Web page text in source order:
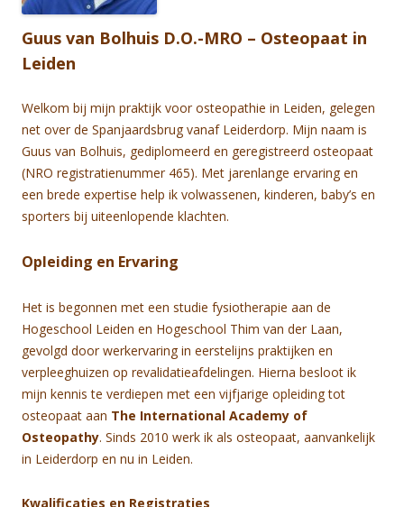
Guus van Bolhuis D.O.-MRO – Osteopaat in
Leiden
Welkom bij mijn praktijk voor osteopathie in Leiden, gelegen
net over de Spanjaardsbrug vanaf Leiderdorp. Mijn naam is
Guus van Bolhuis, gediplomeerd en geregistreerd osteopaat
(NRO registratienummer 465). Met jarenlange ervaring en
een brede expertise help ik volwassenen, kinderen, baby’s en
sporters bij uiteenlopende klachten.
Opleiding en Ervaring
Het is begonnen met een studie fysiotherapie aan de
Hogeschool Leiden en Hogeschool Thim van der Laan,
gevolgd door werkervaring in eerstelijns praktijken en
verpleeghuizen op revalidatieafdelingen. Hierna besloot ik
mijn kennis te verdiepen met een vijfjarige opleiding tot
osteopaat aan The International Academy of
Osteopathy. Sinds 2010 werk ik als osteopaat, aanvankelijk
in Leiderdorp en nu in Leiden.
Kwalificaties en Registraties